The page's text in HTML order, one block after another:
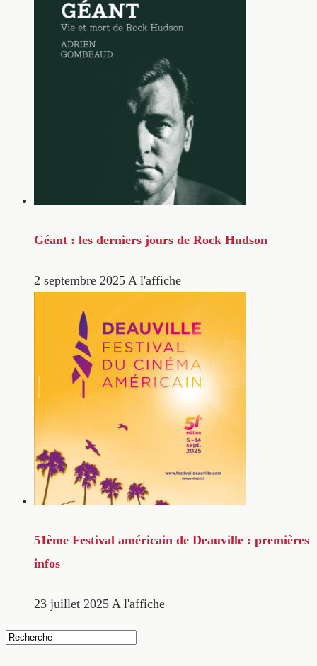
Géant : les derniers jours de Rock Hudson
2 septembre 2025 A l'affiche
51ème Festival américain de Deauville : premières
infos
23 juillet 2025 A l'affiche